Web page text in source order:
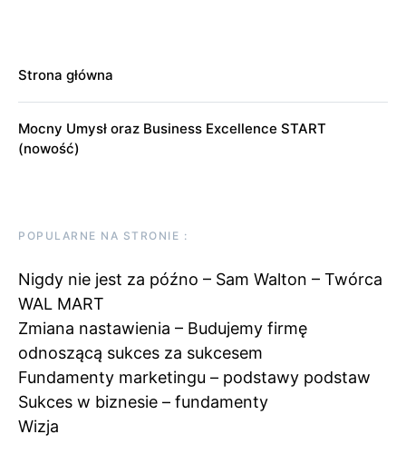
Strona główna
Mocny Umysł oraz Business Excellence START
(nowość)
POPULARNE NA STRONIE :
Nigdy nie jest za późno – Sam Walton – Twórca
WAL MART
Zmiana nastawienia – Budujemy firmę
odnoszącą sukces za sukcesem
Fundamenty marketingu – podstawy podstaw
Sukces w biznesie – fundamenty
Wizja